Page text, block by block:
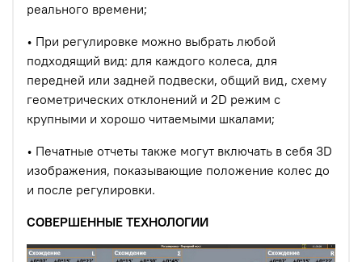
реального времени;
• При регулировке можно выбрать любой
подходящий вид: для каждого колеса, для
передней или задней подвески, общий вид, схему
геометрических отклонений и 2D режим с
крупными и хорошо читаемыми шкалами;
• Печатные отчеты также могут включать в себя 3D
изображения, показывающие положение колес до
и после регулировки.
СОВЕРШЕННЫЕ ТЕХНОЛОГИИ